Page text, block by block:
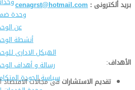
وحدة
عن
أنشطة
الهيكل الادارى
رسالة و أهداف
سياسة الجودة
بريد ألكترونى : cenagrst@hotmail.com
الأهداف:
تقديم الاستشاراتفى مجالات الاقتصاد